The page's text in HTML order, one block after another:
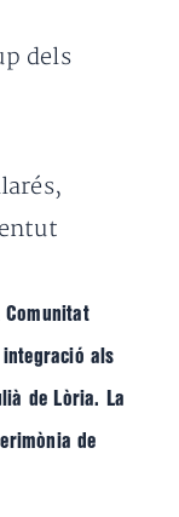
dels
Comunitat
integració als
de Lòria. La
de